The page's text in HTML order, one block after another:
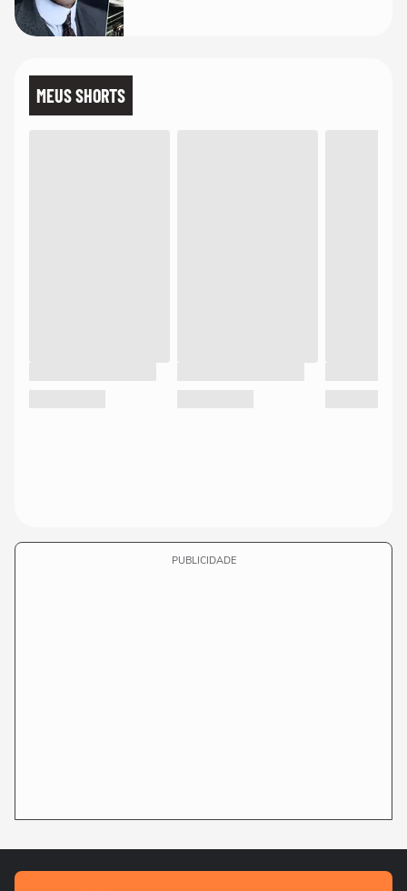
MEUS SHORTS
PUBLICIDADE